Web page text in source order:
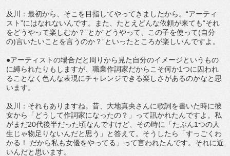
及川：最初から、そこを目指してやってきましたから。“アーティ
スト”にはなれないんです。また、たとえどんな依頼が来ても“それ
をどうやって楽しむか？”とか“どうやって、この子を使って(自分
の)言いたいことを言うのか？”といったところが楽しいんですよ。
●アーティストの場合だと周りから見た自分のイメージというもの
に縛られたりもしますが、職業作詞家だからこそ何か1つに囚われ
ることなく色んな表現にチャレンジできる楽しさがあるのかなと思
います。
及川：それもありますね。昔、大地真央さんに歌詞を書いた時に彼
女から「どうして作詞家になったの？」って訊かれたんですよ。私
がまだ20代後半だった頃なんですけど、その時に「たぶん1つの人
生じゃ物足りないんだと思う」と答えて。そうしたら「すっごくわ
かる！ だから私も女優をやってる」って言われたんです。それに近
いんだと思います。